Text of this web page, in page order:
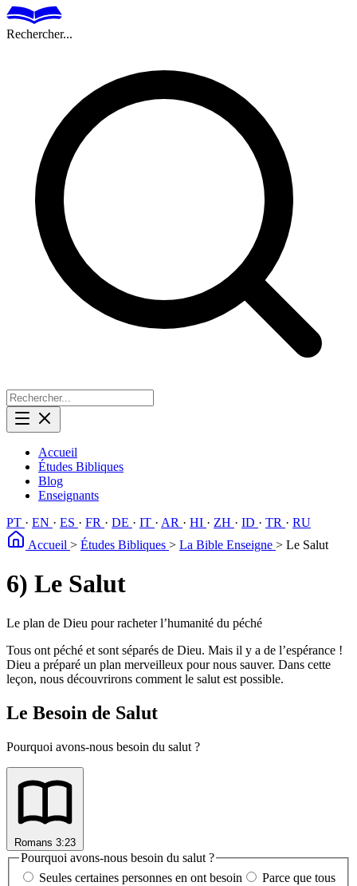
Rechercher...
Accueil
Études Bibliques
Blog
Enseignants
PT · EN · ES · FR · DE · IT · AR · HI · ZH · ID · TR · RU
Accueil > Études Bibliques > La Bible Enseigne > Le Salut
6) Le Salut
Le plan de Dieu pour racheter l’humanité du péché
Tous ont péché et sont séparés de Dieu. Mais il y a de l’espérance !
Dieu a préparé un plan merveilleux pour nous sauver. Dans cette
leçon, nous découvrirons comment le salut est possible.
Le Besoin de Salut
Pourquoi avons-nous besoin du salut ?
Romans 3:23
Pourquoi avons-nous besoin du salut ?
Seules certaines personnes en ont besoin
Parce que tous